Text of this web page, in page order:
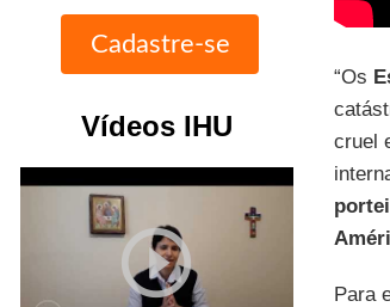
Vídeos IHU
play_circle_outline
“Os
cruel
Para